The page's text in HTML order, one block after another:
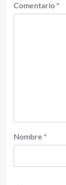
Comentario *
Nombre *